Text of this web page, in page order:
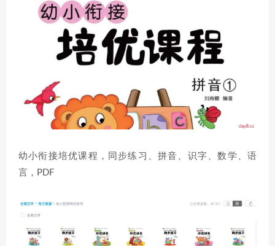
幼小衔接培优课程，同步练习、拼音、识字、数学、语
言，PDF